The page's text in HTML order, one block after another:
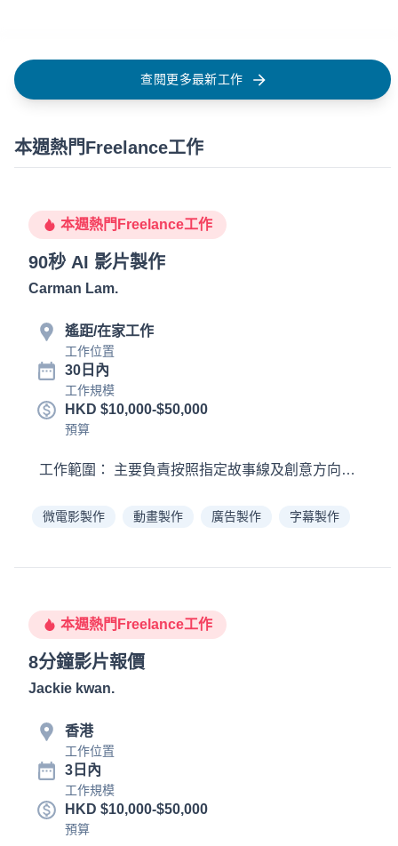
查閱更多最新工作
本週熱門Freelance工作
本週熱門Freelance工作
90秒 AI 影片製作
Carman Lam.
遙距/在家工作
工作位置
30日內
工作規模
HKD $10,000-$50,000
預算
微電影製作 動畫製作 廣告製作 字幕製作
本週熱門Freelance工作
8分鐘影片報價
Jackie kwan.
香港
工作位置
3日內
工作規模
HKD $10,000-$50,000
預算